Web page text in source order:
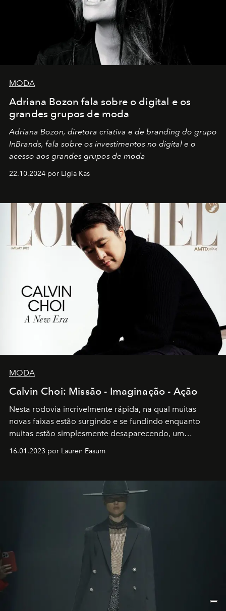
MODA
Adriana Bozon fala sobre o digital e os
grandes grupos de moda
Adriana Bozon, diretora criativa e de branding do grupo
InBrands, fala sobre os investimentos no digital e o
acesso aos grandes grupos de moda
22.10.2024 por Ligia Kas
MODA
Calvin Choi: Missão - Imaginação - Ação
Nesta rodovia incrivelmente rápida, na qual muitas
novas faixas estão surgindo e se fundindo enquanto
muitas estão simplesmente desaparecendo, um
transportador AMTD abrindo caminho para muitos
por propósitos, com um claro senso de missão na vida e
16.01.2023 por Lauren Easum